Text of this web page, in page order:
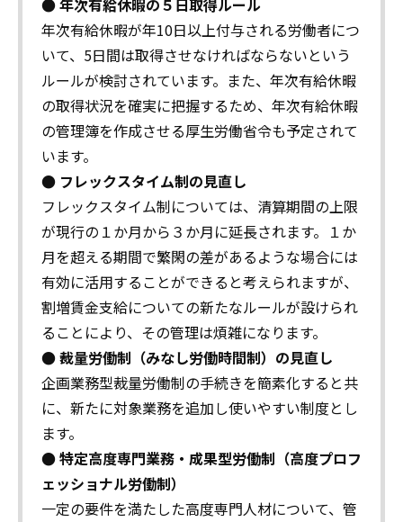
● 年次有給休暇の５日取得ルール
年次有給休暇が年10日以上付与される労働者につ
いて、5日間は取得させなければならないという
ルールが検討されています。また、年次有給休暇
の取得状況を確実に把握するため、年次有給休暇
の管理簿を作成させる厚生労働省令も予定されて
います。
● フレックスタイム制の見直し
フレックスタイム制については、清算期間の上限
が現行の１か月から３か月に延長されます。１か
月を超える期間で繁閑の差があるような場合には
有効に活用することができると考えられますが、
割増賃金支給についての新たなルールが設けられ
ることにより、その管理は煩雑になります。
● 裁量労働制（みなし労働時間制）の見直し
企画業務型裁量労働制の手続きを簡素化すると共
に、新たに対象業務を追加し使いやすい制度とし
ます。
● 特定高度専門業務・成果型労働制（高度プロフ
ェッショナル労働制）
一定の要件を満たした高度専門人材について、管